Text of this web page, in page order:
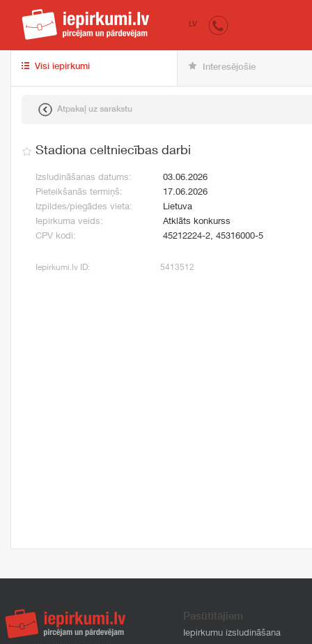
iepirkumi.lv
LV
Visi iepirkumi Interesējošie
Atpakaļ uz sarakstu
Stadiona celtniecības darbi
Izsludināšanas datums:
03.06.2026
Pieteikšanās termiņš:
17.06.2026
Izpildes/piegādes vieta:
Lietuva
Iepirkuma veids:
Atklāts konkurss
CPV kodi:
45212224-2, 45316000-5
Iepirkumi.lv ID: 5413512
Pasūtītājiem
Iepirkumu izsludināšana